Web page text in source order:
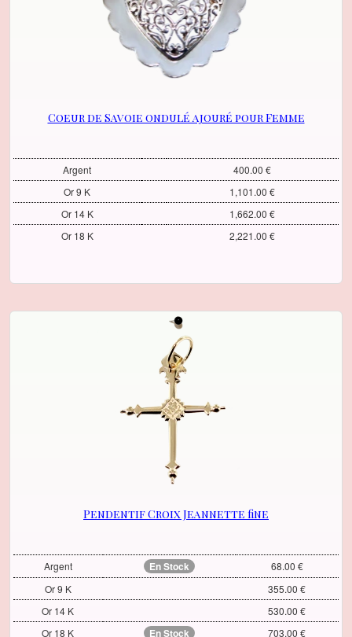
Coeur de Savoie ondulé ajouré pour Femme
Argent
400.00 €
Or 9 K
1,101.00 €
Or 14 K
1,662.00 €
Or 18 K
2,221.00 €
Pendentif Croix Jeannette fine
Argent En Stock
68.00 €
Or 9 K
355.00 €
Or 14 K
530.00 €
Or 18 K
En Stock 703.00 €